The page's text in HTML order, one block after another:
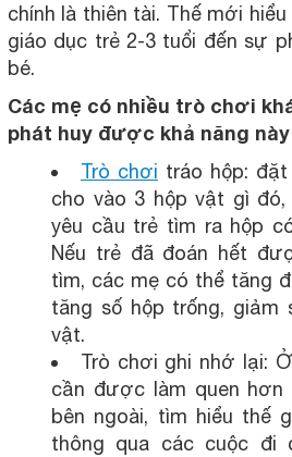
chính là thiên tài. Thế mới
giáo dục trẻ 2-3 tuổi đến sự
bé.
Các mẹ có nhiều trò chơi
phát huy được khả năng
Trò chơi tráo hộp:
cho vào 3 hộp vật gì
yêu cầu trẻ tìm ra hộp
Nếu trẻ đã đoán hết
tìm, các mẹ có thể tăng
tăng số hộp trống, giảm
vật.
Trò chơi ghi nhớ lại:
cần được làm quen
bên ngoài, tìm hiểu thế
thông qua các cuộc đi